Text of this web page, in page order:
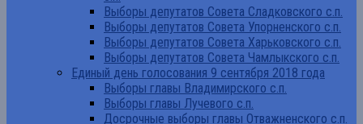
Выборы депутатов Совета Сладковского с.п.
Выборы депутатов Совета Упорненского с.п.
Выборы депутатов Совета Харьковского с.п.
Выборы депутатов Совета Чамлыкского с.п.
Единый день голосования 9 сентября 2018 года
Выборы главы Владимирского с.п.
Выборы главы Лучевого с.п.
Досрочные выборы главы Отважненского с.п.